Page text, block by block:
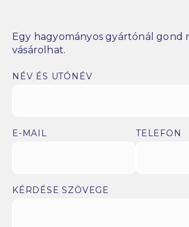
Egy hagyományos gyártónál gond
vásárolhat.
NÉV ÉS UTÓNÉV
E-MAIL TELEFON
KÉRDÉSE SZÖVEGE